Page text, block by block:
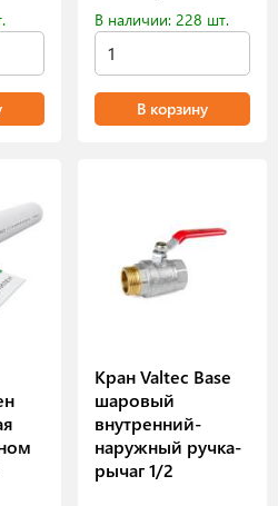
В наличии: 228 шт.
В корзину
Кран Valtec Base
шаровый
внутренний-
наружный ручка-
рычаг 1/2